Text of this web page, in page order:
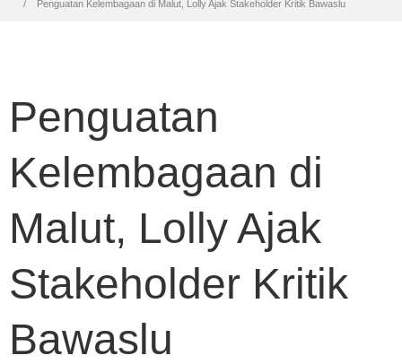
Penguatan Kelembagaan di Malut, Lolly Ajak Stakeholder Kritik Bawaslu
Penguatan
Kelembagaan di
Malut, Lolly Ajak
Stakeholder Kritik
Bawaslu